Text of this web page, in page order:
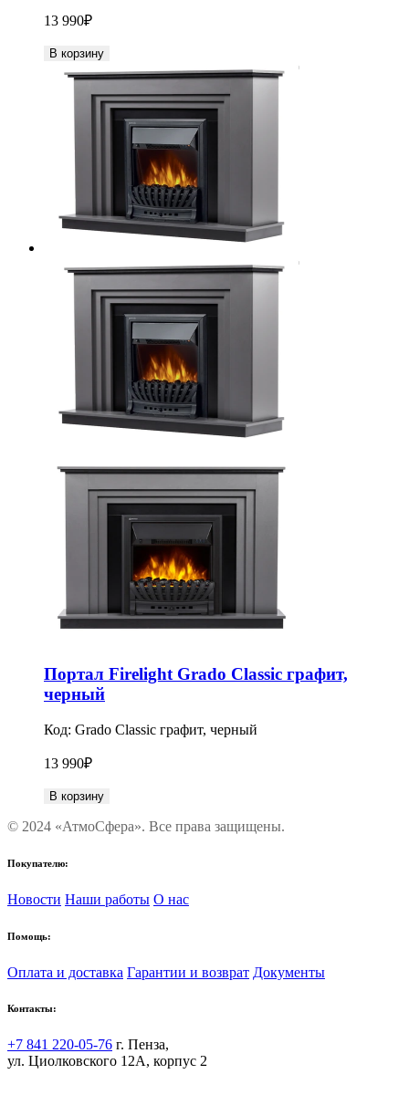
13 990₽
В корзину
Портал Firelight Grado Classic графит,
черный
Код: Grado Classic графит, черный
13 990₽
В корзину
© 2024 «АтмоСфера». Все права защищены.
Покупателю:
Новости Наши работы О нас
Помощь:
Оплата и доставка Гарантии и возврат Документы
Контакты:
+7 841 220-05-76 г. Пенза,
ул. Циолковского 12А, корпус 2